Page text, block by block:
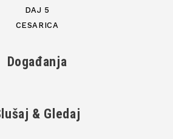
DAJ 5
CESARICA
Događanja
& Gledaj